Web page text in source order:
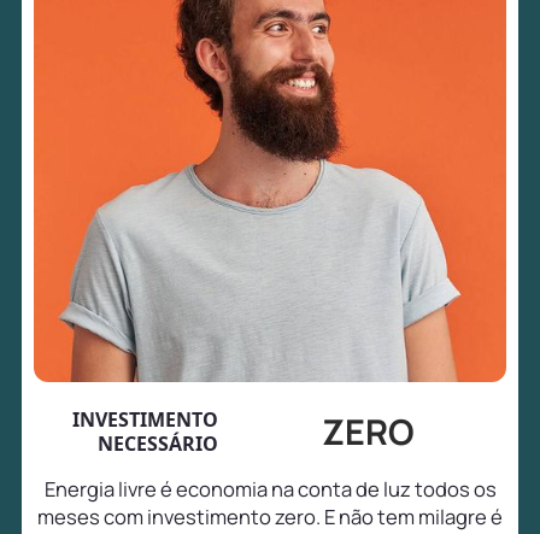
INVESTIMENTO
NECESSÁRIO
ZERO
Energia livre é economia na conta de luz todos os
meses com investimento zero. E não tem milagre é